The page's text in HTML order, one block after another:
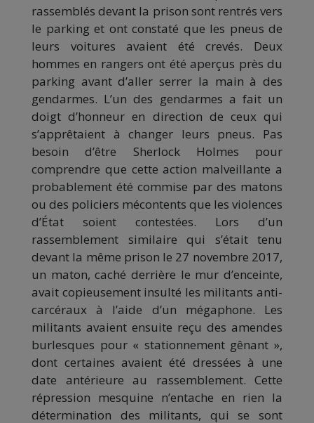
rassemblés devant la prison sont rentrés vers
le parking et ont constaté que les pneus de
leurs voitures avaient été crevés. Deux
hommes en rangers ont été aperçus près du
parking avant d’aller serrer la main à des
gendarmes. L’un des gendarmes a fait un
doigt d’honneur en direction de ceux qui
s’apprêtaient à changer leurs pneus. Pas
besoin d’être Sherlock Holmes pour
comprendre que cette action malveillante a
probablement été commise par des matons
ou des policiers mécontents que les violences
d’État soient contestées. Lors d’un
rassemblement similaire qui s’était tenu
devant la même prison le 27 novembre 2017,
un maton, caché derrière le mur d’enceinte,
avait copieusement insulté les militants anti-
carcéraux à l’aide d’un mégaphone. Les
militants avaient ensuite reçu des amendes
burlesques pour « stationnement gênant »,
dont certaines avaient été dressées à une
date antérieure au rassemblement. Cette
répression mesquine n’entache en rien la
détermination des militants, qui se sont